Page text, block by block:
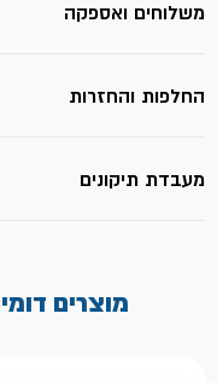
משלוחים ואספקה
החלפות והחזרות
מעבדת תיקונים
מוצרים